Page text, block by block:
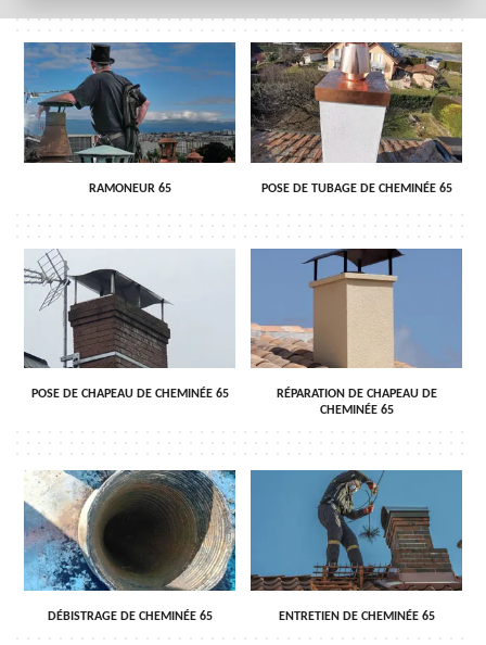
RAMONEUR 65 POSE DE TUBAGE DE CHEMINÉE 65
POSE DE CHAPEAU DE CHEMINÉE 65
RÉPARATION DE CHAPEAU DE
CHEMINÉE 65
DÉBISTRAGE DE CHEMINÉE 65 ENTRETIEN DE CHEMINÉE 65